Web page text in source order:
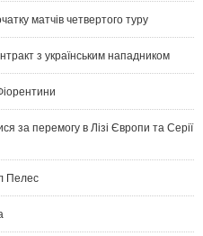
матчів четвертого туру
з українським нападником
за перемогу в Лізі Європи та Серії
Пелес